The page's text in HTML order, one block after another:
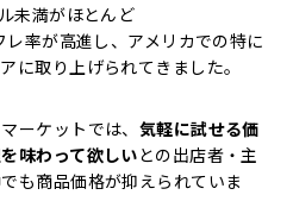
未満がほとんど
率が高進し、アメリカでの特に
に取り上げられてきました。
ーケットでは、 気軽に試せる価
味わって欲しいとの出店者・主
も商品価格が抑えられていま